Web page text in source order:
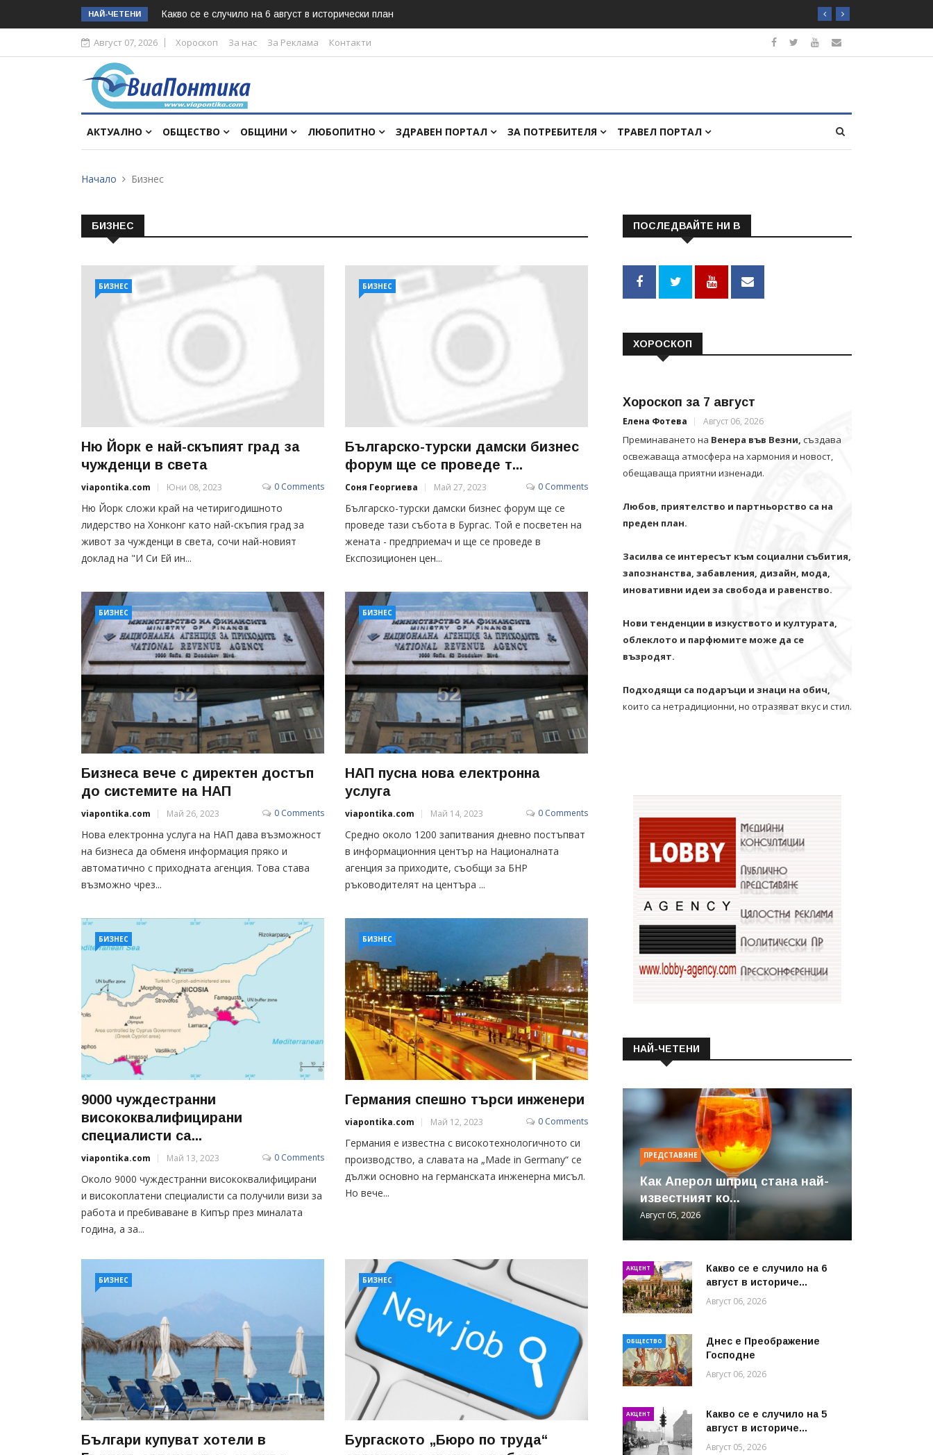
НАЙ-ЧЕТЕНИ Какво се е случило на 6 август в исторически план
Август 07, 2026 Хороскоп За нас За Реклама Контакти
АКТУАЛНО ОБЩЕСТВО ОБЩИНИ ЛЮБОПИТНО ЗДРАВЕН ПОРТАЛ ЗА ПОТРЕБИТЕЛЯ ТРАВЕЛ ПОРТАЛ
Начало Бизнес
БИЗНЕС
БИЗНЕС
Ню Йорк е най-скъпият град за
чужденци в света
viapontika.com Юни 08, 2023 0 Comments
Ню Йорк сложи край на четиригодишното
лидерство на Хонконг като най-скъпия град за
живот за чужденци в света, сочи най-новият
доклад на "И Си Ей ин...
БИЗНЕС
Българско-турски дамски бизнес
форум ще се проведе т...
Соня Георгиева Май 27, 2023 0 Comments
Българско-турски дамски бизнес форум ще се
проведе тази събота в Бургас. Той е посветен на
жената - предприемач и ще се проведе в
Експозиционен цен...
БИЗНЕС
Бизнеса вече с директен достъп
до системите на НАП
viapontika.com Май 26, 2023 0 Comments
Нова електронна услуга на НАП дава възможност
на бизнеса да обменя информация пряко и
автоматично с приходната агенция. Това става
възможно чрез...
БИЗНЕС
НАП пусна нова електронна
услуга
viapontika.com Май 14, 2023 0 Comments
Средно около 1200 запитвания дневно постъпват
в информационния център на Националната
агенция за приходите, съобщи за БНР
ръководителят на центъра ...
БИЗНЕС
9000 чуждестранни
висококвалифицирани
специалисти са...
viapontika.com Май 13, 2023 0 Comments
Около 9000 чуждестранни висококвалифицирани
и високоплатени специалисти са получили визи за
работа и пребиваване в Кипър през миналата
година, а за...
БИЗНЕС
Германия спешно търси инженери
viapontika.com Май 12, 2023 0 Comments
Германия е известна с високотехнологичното си
производство, а славата на „Made in Germany“ се
дължи основно на германската инженерна мисъл.
Но вече...
БИЗНЕС
Българи купуват хотели в
БИЗНЕС
Бургаското „Бюро по труда“
ПОСЛЕДВАЙТЕ НИ В
ХОРОСКОП
Хороскоп за 7 август
Елена Фотева Август 06, 2026
Преминаването на Венера във Везни, създава
освежаваща атмосфера на хармония и новост,
обещаваща приятни изненади.
Любов, приятелство и партньорство са на
преден план.
Засилва се интересът към социални събития,
запознанства, забавления, дизайн, мода,
иновативни идеи за свобода и равенство.
Нови тенденции в изкуството и културата,
облеклото и парфюмите може да се
възродят.
Подходящи са подаръци и знаци на обич,
които са нетрадиционни, но отразяват вкус и стил.
НАЙ-ЧЕТЕНИ
ПРЕДСТАВЯНЕ
Как Аперол шприц стана най-
известният ко...
Август 05, 2026
АКЦЕНТ
Какво се е случило на 6
август в историче...
Август 06, 2026
ОБЩЕСТВО
Днес е Преображение
Господне
Август 06, 2026
АКЦЕНТ
Какво се е случило на 5
август в историче...
Август 05, 2026